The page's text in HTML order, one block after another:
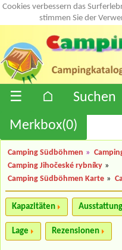
Cookies verbessern das
stimmen Sie der
☰ ⌂ Suchen
Merkbox(0)
Camping Südböhmen »
Camping Jihočeské rybníky »
Camping Südböhmen Karte »
Kapazitäten Ausstattung
Lage Rezensionen